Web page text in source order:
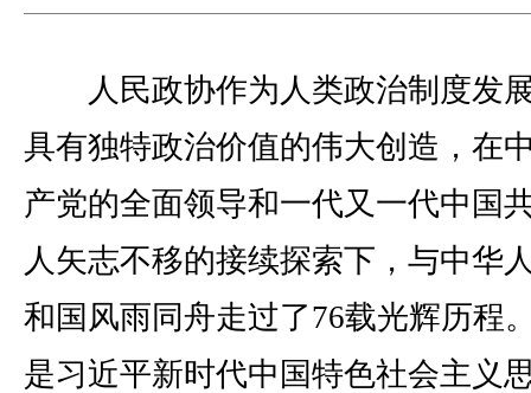
人民政协作为人类政治制度发
具有独特政治价值的伟大创造，在
产党的全面领导和一代又一代中国
人矢志不移的接续探索下，与中华
和国风雨同舟走过了76载光辉历程
是习近平新时代中国特色社会主义